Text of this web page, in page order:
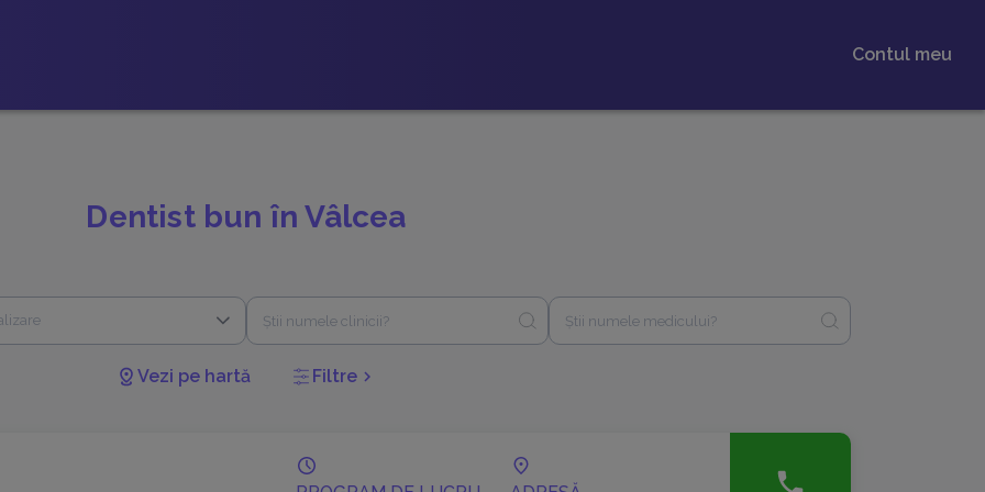
Contul meu
Dentist bun în Vâlcea
Vezi pe hartă Filtre chevron_right